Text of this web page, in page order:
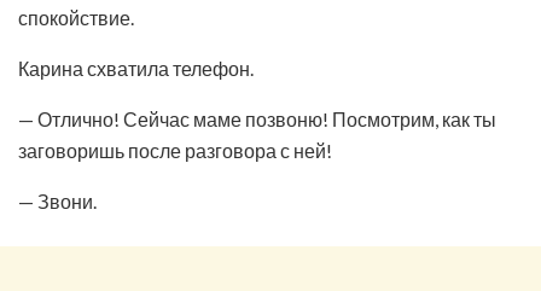
спокойствие.
Карина схватила телефон.
— Отлично! Сейчас маме позвоню! Посмотрим, как ты
заговоришь после разговора с ней!
— Звони.